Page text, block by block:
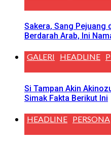
Sakera, Sang Pejuang
Berdarah Arab, Ini
GALERI HEADLINE
Si Tampan Akin
Simak Fakta Berikut Ini
HEADLINE PERSONA